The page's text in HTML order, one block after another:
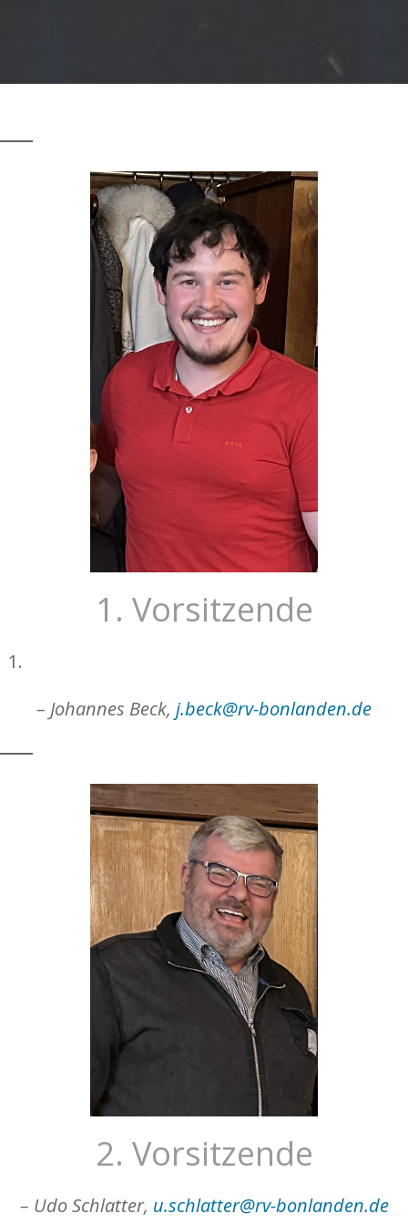
1. Vorsitzende
– Johannes Beck, j.beck@rv-bonlanden.de
2. Vorsitzende
– Udo Schlatter, u.schlatter@rv-bonlanden.de